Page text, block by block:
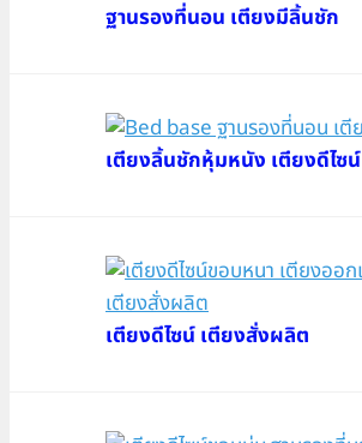
ฐานรองที่นอน เตียงมีลิ้นชัก
เตียงลิ้นชักหุ้มหนัง เตียงดีไซน์
เตียงดีไซน์ เตียงสั่งผลิต